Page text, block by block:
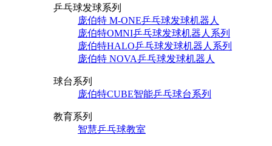
乒乓球发球系列
庞伯特 M-ONE乒乓球发球机器人
庞伯特OMNI乒乓球发球机器人系列
庞伯特HALO乒乓球发球机器人系列
庞伯特 NOVA乒乓球发球机器人
球台系列
庞伯特CUBE智能乒乓球台系列
教育系列
智慧乒乓球教室